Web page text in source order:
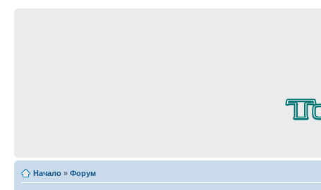
Начало » Форум